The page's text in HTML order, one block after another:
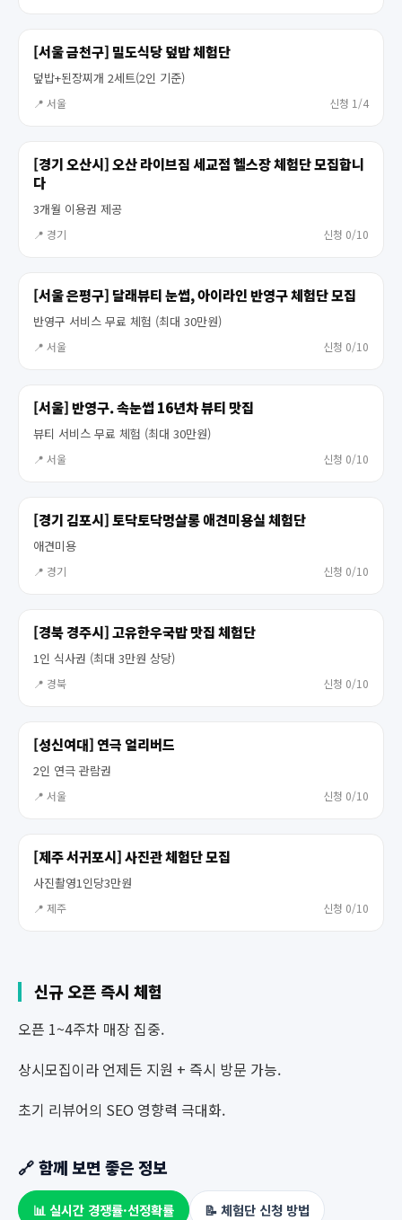
[서울 금천구] 밀도식당 덮밥 체험단
덮밥+된장찌개 2세트(2인 기준)
📍 서울 신청 1/4
[경기 오산시] 오산 라이브짐 세교점 헬스장 체험단 모집합니
다
3개월 이용권 제공
📍 경기 신청 0/10
[서울 은평구] 달래뷰티 눈썹, 아이라인 반영구 체험단 모집
반영구 서비스 무료 체험 (최대 30만원)
📍 서울 신청 0/10
[서울] 반영구. 속눈썹 16년차 뷰티 맛집
뷰티 서비스 무료 체험 (최대 30만원)
📍 서울 신청 0/10
[경기 김포시] 토닥토닥멍살롱 애견미용실 체험단
애견미용
📍 경기 신청 0/10
[경북 경주시] 고유한우국밥 맛집 체험단
1인 식사권 (최대 3만원 상당)
📍 경북 신청 0/10
[성신여대] 연극 얼리버드
2인 연극 관람권
📍 서울 신청 0/10
[제주 서귀포시] 사진관 체험단 모집
사진촬영1인당3만원
📍 제주 신청 0/10
신규 오픈 즉시 체험
오픈 1~4주차 매장 집중.
상시모집이라 언제든 지원 + 즉시 방문 가능.
초기 리뷰어의 SEO 영향력 극대화.
🔗 함께 보면 좋은 정보
📊 실시간 경쟁률·선정확률 📝 체험단 신청 방법